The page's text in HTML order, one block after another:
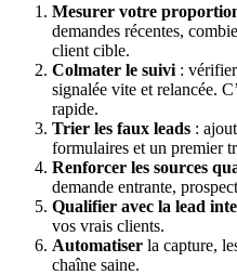
Mesurer votre
demandes récentes,
client cible.
Colmater le suivi :
signalée vite et relancée.
rapide.
Trier les faux leads :
formulaires et un premier
Renforcer les sources
demande entrante,
Qualifier avec la lead
vos vrais clients.
Automatiser la capture,
chaîne saine.